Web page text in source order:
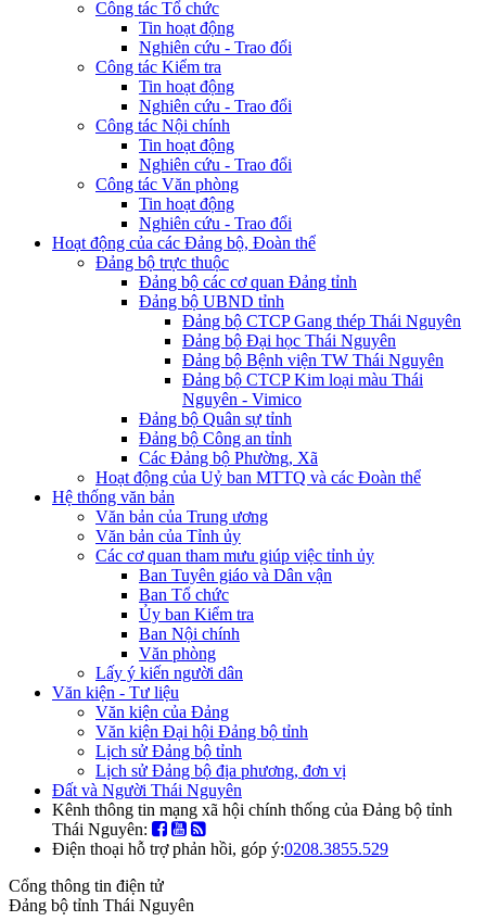
Công tác Tổ chức
Tin hoạt động
Nghiên cứu - Trao đổi
Công tác Kiểm tra
Tin hoạt động
Nghiên cứu - Trao đổi
Công tác Nội chính
Tin hoạt động
Nghiên cứu - Trao đổi
Công tác Văn phòng
Tin hoạt động
Nghiên cứu - Trao đổi
Hoạt động của các Đảng bộ, Đoàn thể
Đảng bộ trực thuộc
Đảng bộ các cơ quan Đảng tỉnh
Đảng bộ UBND tỉnh
Đảng bộ CTCP Gang thép Thái Nguyên
Đảng bộ Đại học Thái Nguyên
Đảng bộ Bệnh viện TW Thái Nguyên
Đảng bộ CTCP Kim loại màu Thái
Nguyên - Vimico
Đảng bộ Quân sự tỉnh
Đảng bộ Công an tỉnh
Các Đảng bộ Phường, Xã
Hoạt động của Uỷ ban MTTQ và các Đoàn thể
Hệ thống văn bản
Văn bản của Trung ương
Văn bản của Tỉnh ủy
Các cơ quan tham mưu giúp việc tỉnh ủy
Ban Tuyên giáo và Dân vận
Ban Tổ chức
Ủy ban Kiểm tra
Ban Nội chính
Văn phòng
Lấy ý kiến người dân
Văn kiện - Tư liệu
Văn kiện của Đảng
Văn kiện Đại hội Đảng bộ tỉnh
Lịch sử Đảng bộ tỉnh
Lịch sử Đảng bộ địa phương, đơn vị
Đất và Người Thái Nguyên
Kênh thông tin mạng xã hội chính thống của Đảng bộ tỉnh
Thái Nguyên:
Điện thoại hỗ trợ phản hồi, góp ý:0208.3855.529
Cổng thông tin điện tử
Đảng bộ tỉnh Thái Nguyên